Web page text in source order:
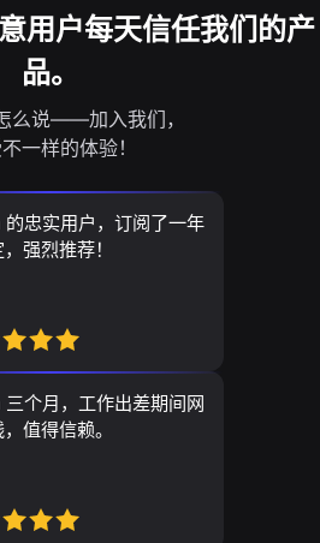
用户每天信任我们的产
品。
么说——加入我们，
一样的体验！
忠实用户，订阅了一年
强烈推荐！
个月，工作出差期间网
值得信赖。